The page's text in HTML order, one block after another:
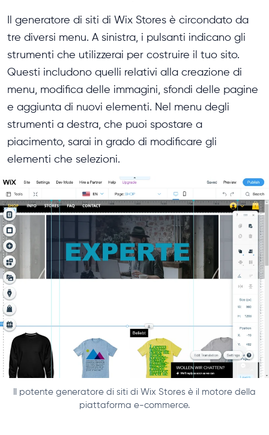
Il generatore di siti di Wix Stores è circondato da
tre diversi menu. A sinistra, i pulsanti indicano gli
strumenti che utilizzerai per costruire il tuo sito.
Questi includono quelli relativi alla creazione di
menu, modifica delle immagini, sfondi delle pagine
e aggiunta di nuovi elementi. Nel menu degli
strumenti a destra, che puoi spostare a
piacimento, sarai in grado di modificare gli
elementi che selezioni.
Il potente generatore di siti di Wix Stores è il motore della
piattaforma e-commerce.